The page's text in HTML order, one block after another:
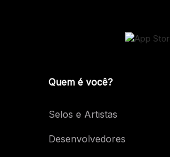
Quem é você?
Selos e Artistas
Desenvolvedores